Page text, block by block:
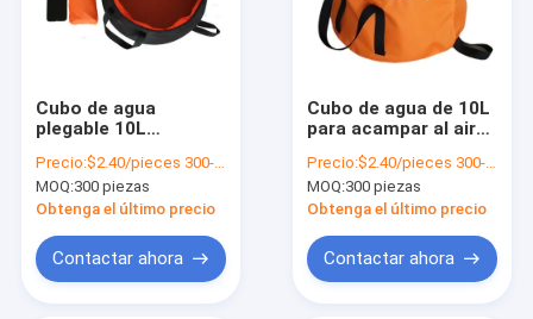
Cubo de agua
plegable 10L
aventuras al aire libre
Acampada y
senderismo
Precio:$2.40/pieces 300-999 pieces
MOQ:300 piezas
Obtenga el último precio
Contactar ahora
Cubo de agua de 10L
para acampar al aire
viajes, plegable y
personalizado
Precio:$2.40/pieces 300-999 pieces
MOQ:300 piezas
Obtenga el último precio
Contactar ahora